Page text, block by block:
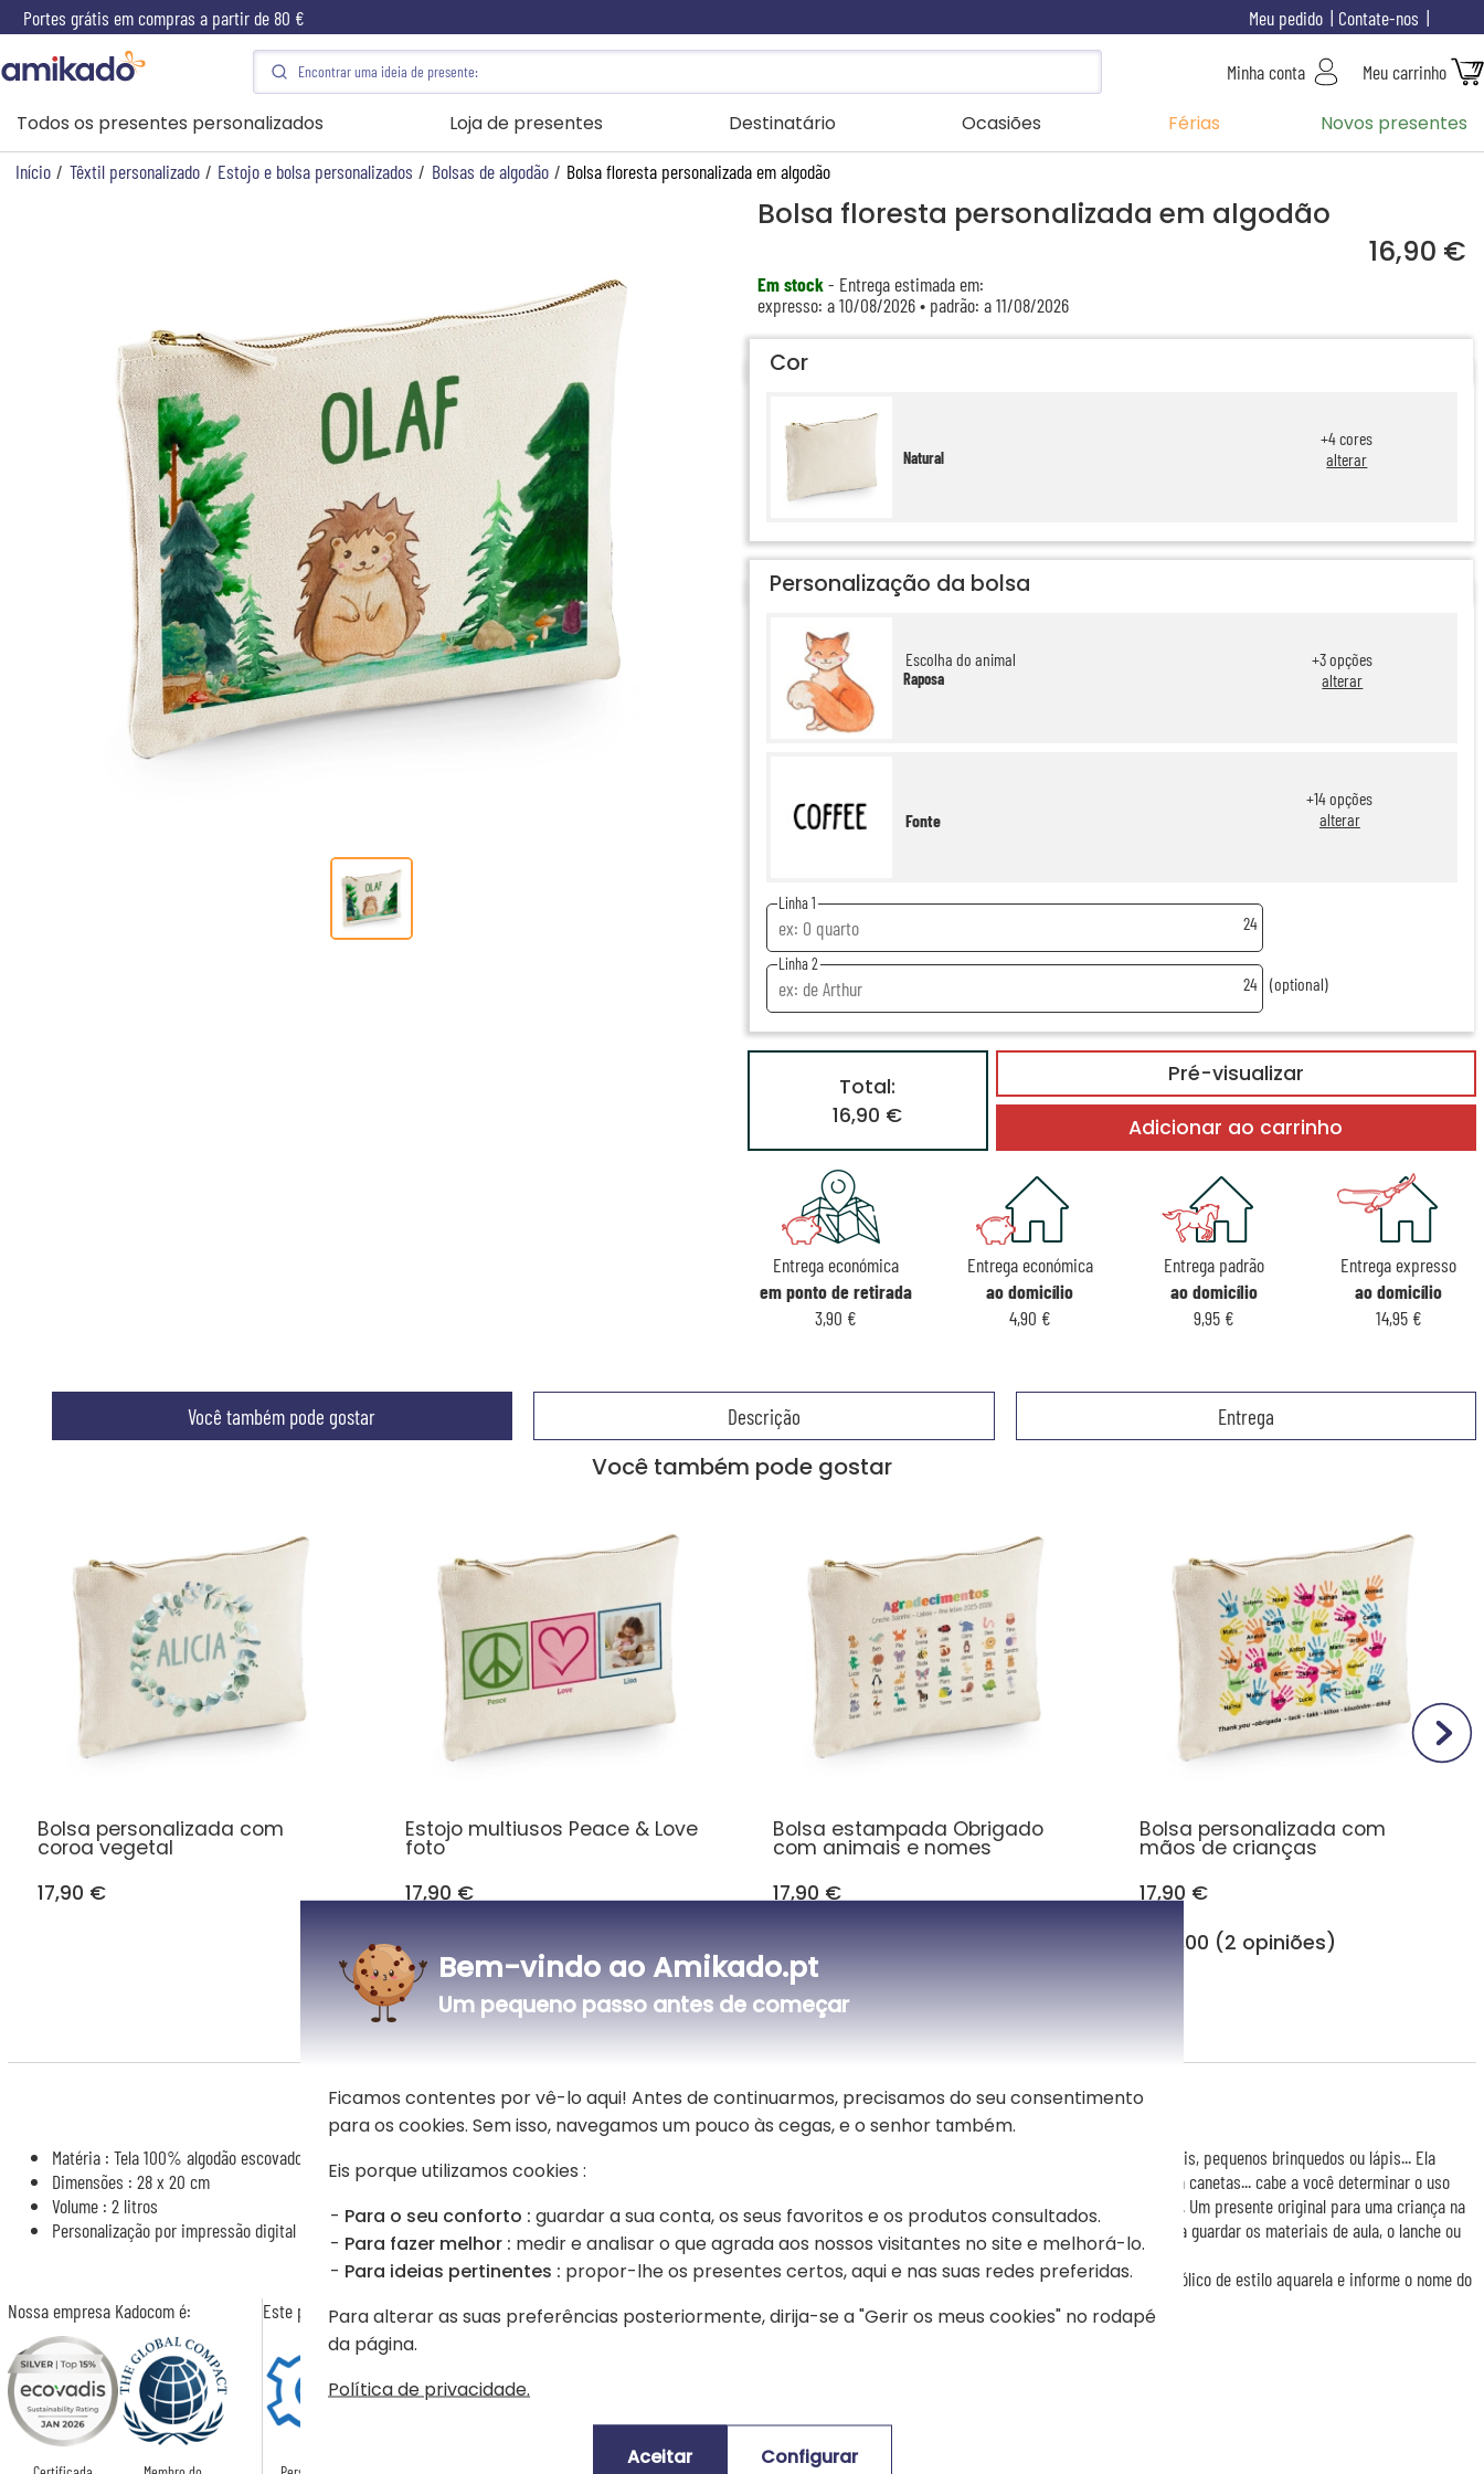
Portes grátis em compras a partir de 80 € Contate-nos
Meu pedido
Minha conta Meu carrinho
Todos os presentes personalizados Loja de presentes Destinatário Ocasiões Férias Novos presentes
Início / Têxtil personalizado / Estojo e bolsa personalizados / Bolsas de algodão / Bolsa floresta personalizada em algodão
Bolsa floresta personalizada em algodão
16,90 €
Em stock- Entrega estimada em:
expresso: a 10/08/2026 • padrão: a 11/08/2026
Cor
Natural
+4cores
alterar
Personalização da bolsa
Escolha do animal
Raposa
+3opções
alterar
Fonte
+14opções
alterar
Linha 1
24
Linha 2
24 (optional)
Pré-visualizar
Total:
16,90 €
Adicionar ao carrinho
Entrega económica
em ponto de retirada
3,90 €
Entrega económica
ao domicílio
4,90 €
Entrega padrão
ao domicílio
9,95 €
Entrega expresso
ao domicílio
14,95 €
Você também pode gostar Descrição Entrega
Você também pode gostar
Bolsa personalizada com
coroa vegetal
17,90 €
Estojo multiusos Peace & Love
foto
17,90 €
Bolsa estampada Obrigado
com animais e nomes
17,90 €
Bolsa personalizada com
mãos de crianças
17,90 €
5,00 (2 opiniões)
Ver todas as bolsas de algodão multiusos personalizadas
L'appel da floresta sobre uma bolsa original com seu nome
Matéria : Tela 100% algodão escovado e zíper de metal vintage
Dimensões : 28 x 20 cm
Volume : 2 litros
Personalização por impressão digital
Nossa empresa Kadocom é: Este presente é
Uma grande bolsa de algodão que servirá tanto para guardar papéis, pequenos brinquedos ou lápis... Ela
poderá tanto servir como necessaire de toalete quanto bolsa para canetas... cabe a você determinar o uso
para adaptar da melhor forma a personalização que você lhe dará. Um presente original para uma criança na
ocasião do regresso às aulas. Uma pequena necessaire, ideal para guardar os materiais de aula, o lanche ou
ainda os itens de beleza...
Escolha o animal da floresta que será impresso em um décor bucólico de estilo aquarela e informe o nome do
destinatário da necessaire.
Bem-vindo ao Amikado.pt
Um pequeno passo antes de começar
Ficamos contentes por vê-lo aqui! Antes de continuarmos, precisamos do seu consentimento
para os cookies. Sem isso, navegamos um pouco às cegas, e o senhor também.
Eis porque utilizamos cookies :
Para o seu conforto : guardar a sua conta, os seus favoritos e os produtos consultados.
Para fazer melhor : medir e analisar o que agrada aos nossos visitantes no site e melhorá-lo.
Para ideias pertinentes : propor-lhe os presentes certos, aqui e nas suas redes preferidas.
Para alterar as suas preferências posteriormente, dirija-se a "Gerir os meus cookies" no rodapé
da página.
Política de privacidade.
Aceitar Configurar